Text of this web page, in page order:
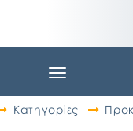
Toggle
Κατηγορίες